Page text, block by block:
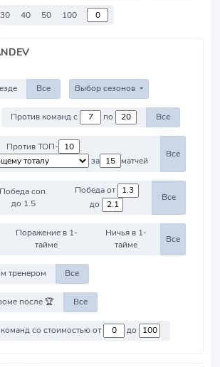
30 40 50 100
Все Выбор сезонов
Против команд с по Все
Против ТОП-
за
матчей
Все
Победа соп.
до 1.5
Победа от
до
Все
Поражение в 1-
тайме
Ничья в 1-
тайме
Все
тренером Все
после 🏆 Все
Против команд со стоимостью от до